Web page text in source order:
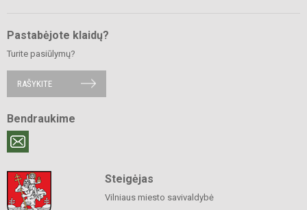
Pastabėjote klaidų?
Turite pasiūlymų?
RAŠYKITE
Bendraukime
Steigėjas
Vilniaus miesto savivaldybė